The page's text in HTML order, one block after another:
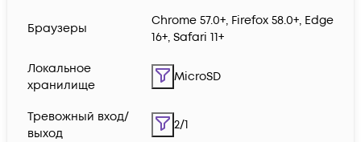
Браузеры
Chrome 57.0+, Firefox 58.0+, Edge
16+, Safari 11+
Локальное
хранилище
MicroSD
Тревожный вход/
выход
2/1